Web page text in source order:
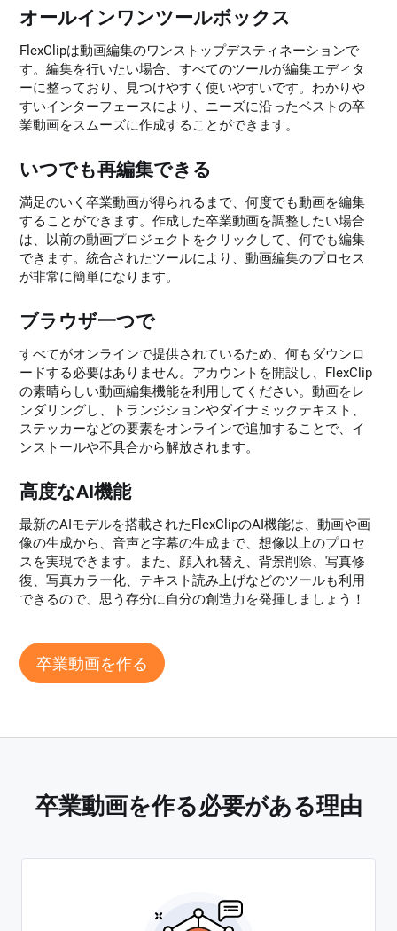
オールインワンツールボックス
FlexClipは動画編集のワンストップデスティネーションで
す。編集を行いたい場合、すべてのツールが編集エディタ
ーに整っており、見つけやすく使いやすいです。わかりや
すいインターフェースにより、ニーズに沿ったベストの卒
業動画をスムーズに作成することができます。
いつでも再編集できる
満足のいく卒業動画が得られるまで、何度でも動画を編集
することができます。作成した卒業動画を調整したい場合
は、以前の動画プロジェクトをクリックして、何でも編集
できます。統合されたツールにより、動画編集のプロセス
が非常に簡単になります。
ブラウザ一つで
すべてがオンラインで提供されているため、何もダウンロ
ードする必要はありません。アカウントを開設し、FlexClip
の素晴らしい動画編集機能を利用してください。動画をレ
ンダリングし、トランジションやダイナミックテキスト、
ステッカーなどの要素をオンラインで追加することで、イ
ンストールや不具合から解放されます。
高度なAI機能
最新のAIモデルを搭載されたFlexClipのAI機能は、動画や画
像の生成から、音声と字幕の生成まで、想像以上のプロセ
スを実現できます。また、顔入れ替え、背景削除、写真修
復、写真カラー化、テキスト読み上げなどのツールも利用
できるので、思う存分に自分の創造力を発揮しましょう！
卒業動画を作る
卒業動画を作る必要がある理由